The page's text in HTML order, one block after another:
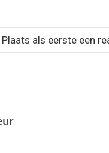
als eerste een